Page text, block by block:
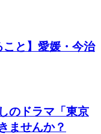
こと】愛媛・今治
のドラマ「東京
ませんか？